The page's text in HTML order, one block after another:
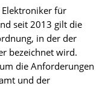
für
seit 2013 gilt die
in der der
bezeichnet wird.
die Anforderungen
und der